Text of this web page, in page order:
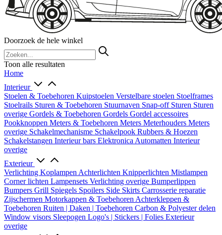
Doorzoek de hele winkel
Toon alle resultaten
Home
Interieur
Stoelen & Toebehoren Kuipstoelen Verstelbare stoelen Stoelframes
Stoelrails Sturen & Toebehoren Stuurnaven Snap-off Sturen Sturen
overige Gordels & Toebehoren Gordels Gordel accessoires
Pookknoppen Meters & Toebehoren Meters Meterhouders Meters
overige Schakelmechanisme Schakelpook Rubbers & Hoezen
Schakelstangen Interieur bars Elektronica Automatten Interieur
overige
Exterieur
Verlichting Koplampen Achterlichten Knipperlichten Mistlampen
Corner lichten Lampensets Verlichting overige Bumperlippen
Bumpers Grill Spiegels Spoilers Side Skirts Carrosserie reparatie
Zijschermen Motorkappen & Toebehoren Achterkleppen &
Toebehoren Ruiten | Daken | Toebehoren Carbon & Polyester delen
Window visors Sleepogen Logo's | Stickers | Folies Exterieur
overige